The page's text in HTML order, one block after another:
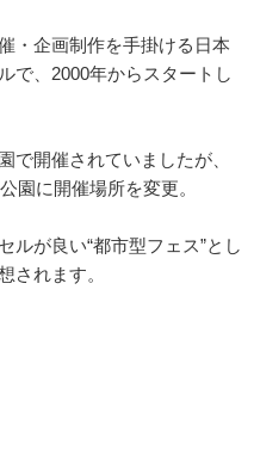
・企画制作を手掛ける日本
で、2000年からスタートし
で開催されていましたが、
園に開催場所を変更。
ルが良い“都市型フェス”とし
されます。